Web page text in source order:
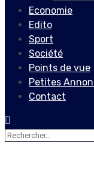
Economie
Edito
Sport
Société
Points de vue
Petites
Contact
Rechercher :